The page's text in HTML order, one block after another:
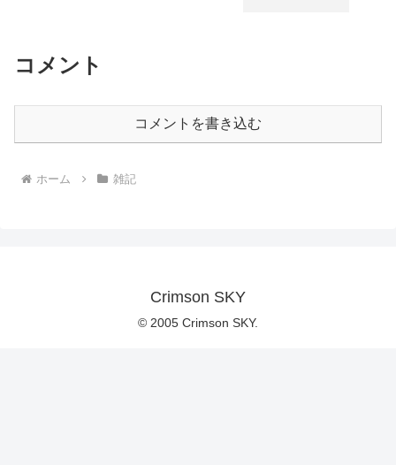
コメント
コメントを書き込む
ホーム 雑記
Crimson SKY
© 2005 Crimson SKY.